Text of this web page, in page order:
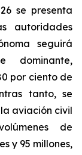
se presenta
autoridades
seguirá
dominante,
por ciento de
tanto, se
aviación civil
de
y 95 millones,